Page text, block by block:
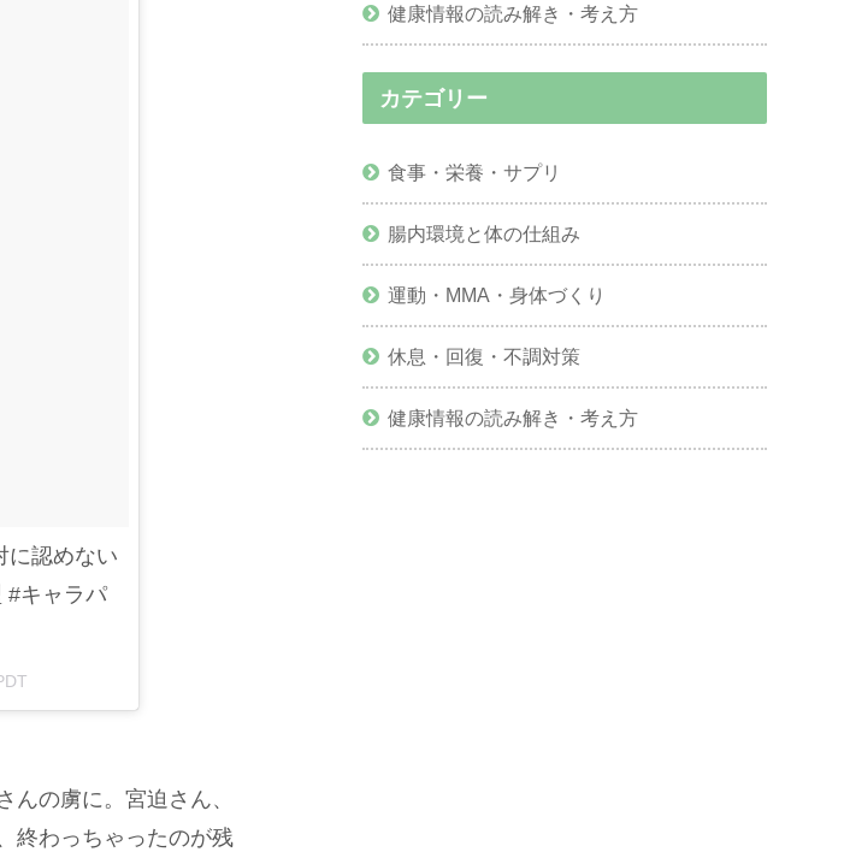
に認めない
#キャラパ
の虜に。宮迫さん、
終わっちゃったのが残
健康情報の読み解き・考え方
カテゴリー
食事・栄養・サプリ
腸内環境と体の仕組み
運動・MMA・身体づくり
休息・回復・不調対策
健康情報の読み解き・考え方